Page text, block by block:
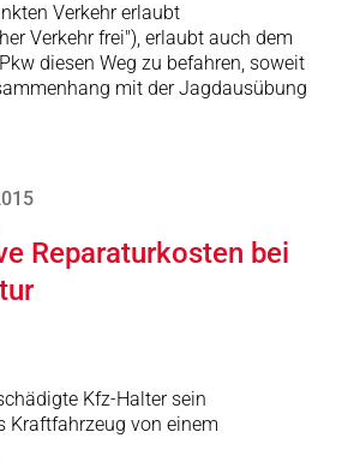
Verkehr erlaubt
Verkehr frei"), erlaubt auch dem
diesen Weg zu befahren, soweit
mit der Jagdausübung
Reparaturkosten bei
Kfz-Halter sein
Kraftfahrzeug von einem